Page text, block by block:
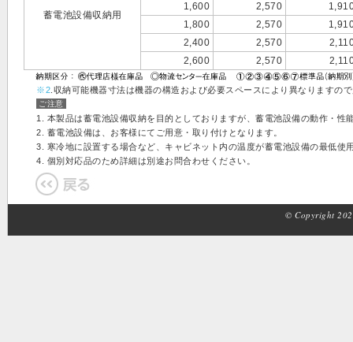
蓄電池設備収納用
1,600
2,570
1,800
2,570
2,400
2,570
2,600
2,570
※2 .収納可能機器寸法は機器の構造および必要スペースにより異なりますの
ご注意
1. 本製品は蓄電池設備収納を目的としておりますが、蓄電池設備の動作・性
2. 蓄電池設備は、お客様にてご用意・取り付けとなります。
3. 寒冷地に設置する場合など、キャビネット内の温度が蓄電池設備の最低
4. 個別対応品のため詳細は別途お問合わせください。
© Copyright